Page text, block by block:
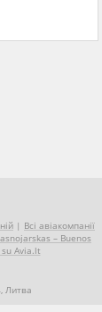
| Всі авіакомпанії
– Buenos
Avia.lt
Литва